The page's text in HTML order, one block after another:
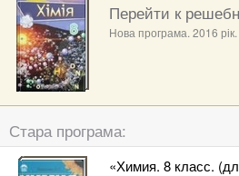
Перейти к
Нова програма. 2016
Стара програма:
«Химия. 8 класс.